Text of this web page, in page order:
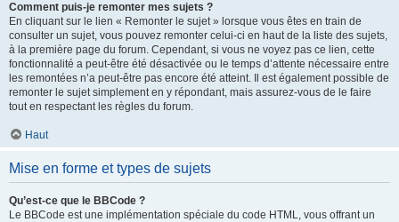
Comment puis-je remonter mes sujets ?
En cliquant sur le lien « Remonter le sujet » lorsque vous êtes en train de
consulter un sujet, vous pouvez remonter celui-ci en haut de la liste des sujets,
à la première page du forum. Cependant, si vous ne voyez pas ce lien, cette
fonctionnalité a peut-être été désactivée ou le temps d’attente nécessaire entre
les remontées n’a peut-être pas encore été atteint. Il est également possible de
remonter le sujet simplement en y répondant, mais assurez-vous de le faire
tout en respectant les règles du forum.
Haut
Mise en forme et types de sujets
Qu’est-ce que le BBCode ?
Le BBCode est une implémentation spéciale du code HTML, vous offrant un